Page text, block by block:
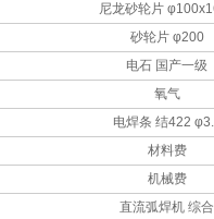
尼龙砂轮片
砂轮片 φ200
电石 国产一级
氧气
电焊条 结422
材料费
机械费
直流弧焊机 综合